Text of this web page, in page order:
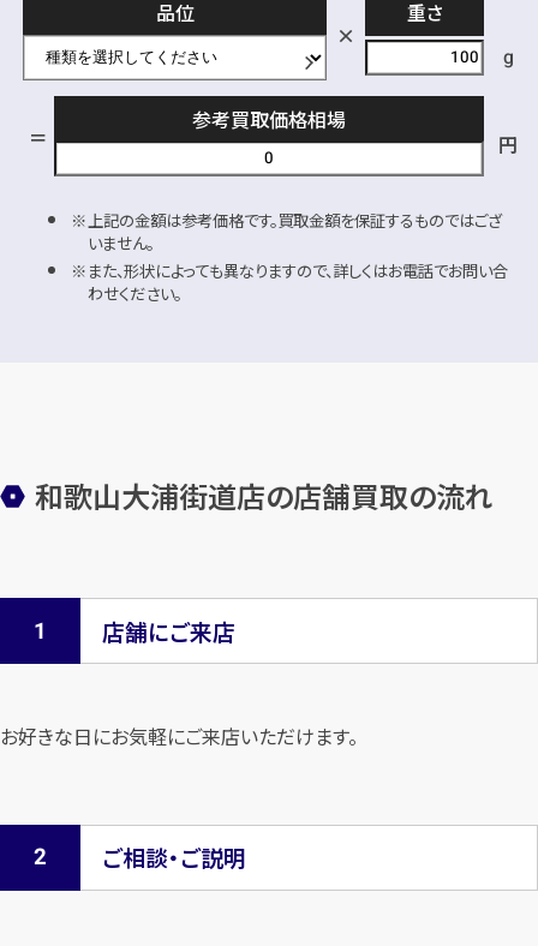
品位
重さ
g
参考買取価格相場
円
上記の金額は参考価格です。買取金額を保証するものではござ
いません。
また、形状によっても異なりますので、詳しくはお電話でお問い合
わせください。
和歌山大浦街道店の店舗買取の流れ
店舗にご来店
お好きな日にお気軽にご来店いただけます。
ご相談・ご説明